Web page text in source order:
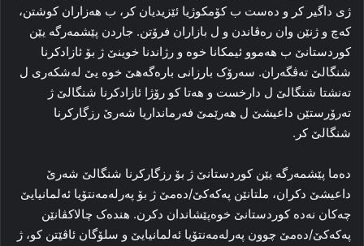
ژی داگیر کر و ده‌ست ب کۆمکوژیا ئێزیدیان کر، ب هه‌زاران کوشتن،
که‌چ و ژنێن وان ره‌ڤاندن و ل بازاران فرۆتن. جاردن پێشمه‌رگه‌ یێن
کوردستانێ ب هه‌موو ئیمکانا خوه‌ و رژاندنا خوینێ ژ بۆ ئازادکرنا
شنگالێ ته‌ڤگه‌ران. سه‌رۆک بارزانی باره‌گه‌هێ خوه‌ یێ له‌شکه‌ری ل
ته‌نشتا شنگالێ ل دارخست و هه‌تا کو رۆژا ئازادکرنا شنگالێ ژ
ته‌رۆرستێن داعیشێ ل هه‌رێمێ فه‌رمانداریا شه‌رێ رزگارکرنا
شنگالێ کر.
ده‌ما پێشمه‌رگه‌ یێن کوردستانێ ژ بۆ رزگارکرنا شنگالێ شه‌رێ
داعیشێ دکران، ملتانێن پەکەکێ/ده‌مێ ژ بۆ پەرله‌مه‌نتۆیا ئەلمانیایێ
چه‌کان نه‌دە کوردستانێ خوەپێشاندان دکرن. هنده‌ک چالاکڤانێن
پەکەکێ/ده‌مێ چوون پەرله‌مه‌نتۆیا ئەلمانیایێ و سلۆگان ئاڤێتن کو، ژ